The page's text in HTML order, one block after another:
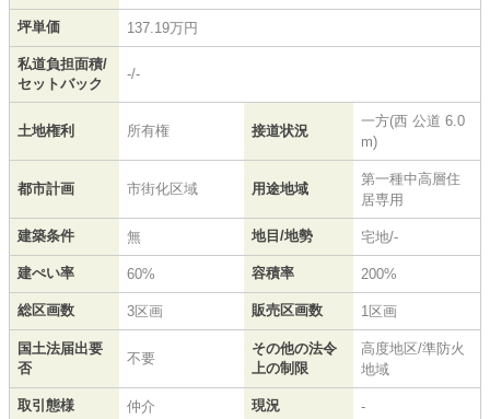
坪単価 137.19万円
私道負担面積/
セットバック
-/-
土地権利 所有権 接道状況
一方(西 公道 6.0
m)
都市計画 市街化区域 用途地域
第一種中高層住
居専用
建築条件 無 地目/地勢 宅地/-
建ぺい率 60% 容積率 200%
総区画数 3区画 販売区画数 1区画
国土法届出要
否
不要
その他の法令
上の制限
高度地区/準防火
地域
取引態様 仲介 現況 -